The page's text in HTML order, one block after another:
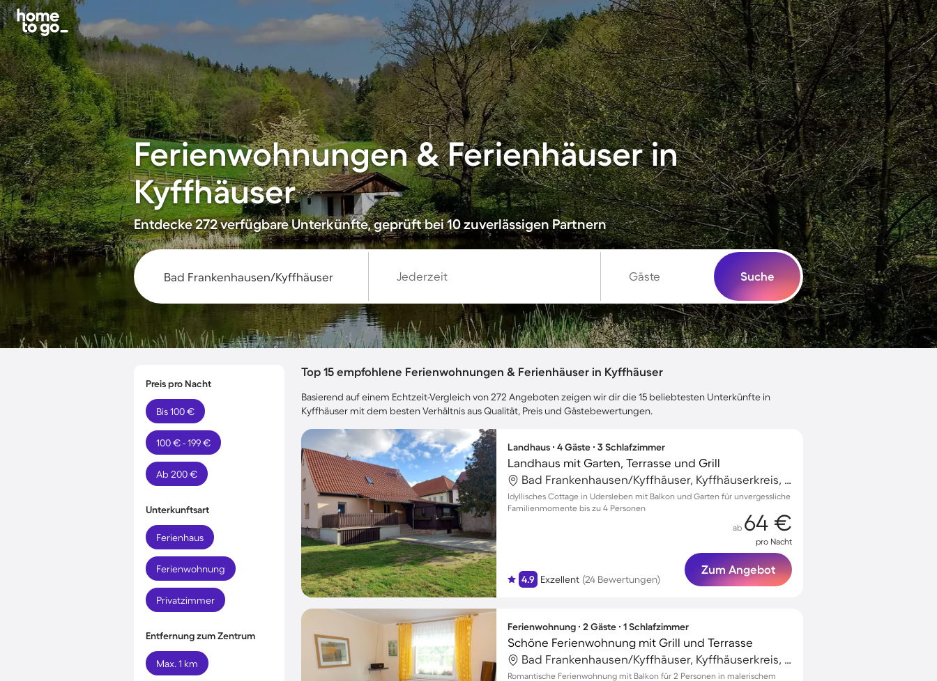
Ferienwohnungen & Ferienhäuser in
Kyffhäuser
Entdecke 272 verfügbare Unterkünfte, geprüft bei 10 zuverlässigen Partnern
Jederzeit Gäste Suche
Preis pro Nacht
Bis 100 €
100 € - 199 €
Ab 200 €
Unterkunftsart
Ferienhaus
Ferienwohnung
Privatzimmer
Entfernung zum Zentrum
Max. 1 km
Top 15 empfohlene Ferienwohnungen & Ferienhäuser in Kyffhäuser
Basierend auf einem Echtzeit-Vergleich von 272 Angeboten zeigen wir dir die 15 beliebtesten Unterkünfte in
Kyffhäuser mit dem besten Verhältnis aus Qualität, Preis und Gästebewertungen.
Landhaus ∙ 4 Gäste ∙ 3 Schlafzimmer
Landhaus mit Garten, Terrasse und Grill
Bad Frankenhausen/Kyffhäuser, Kyffhäuserkreis, Deutschland
Idyllisches Cottage in Udersleben mit Balkon und Garten für unvergessliche
Familienmomente bis zu 4 Personen
4.9 Exzellent (24 Bewertungen)
ab 64 €
pro Nacht
Zum Angebot
Ferienwohnung ∙ 2 Gäste ∙ 1 Schlafzimmer
Schöne Ferienwohnung mit Grill und Terrasse
Bad Frankenhausen/Kyffhäuser, Kyffhäuserkreis, Deutschland
Romantische Ferienwohnung mit Balkon für 2 Personen in malerischem